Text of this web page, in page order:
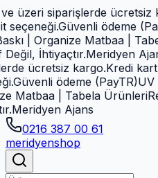
üzeri siparişlerde ücretsiz
Güvenli ödeme
| Organize Matbaa |
İhtiyaçtır.Meridyen Ajans
ücretsiz kargo.Kredi
Güvenli ödeme (PayTR)UV
Matbaa | Tabela Ürünleri
Meridyen Ajans
0216 387 00 61
meridyenshop